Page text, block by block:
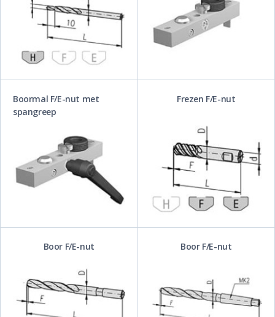
Boormal F/E-nut met
spangreep
Frezen F/E-nut
Boor F/E-nut Boor F/E-nut